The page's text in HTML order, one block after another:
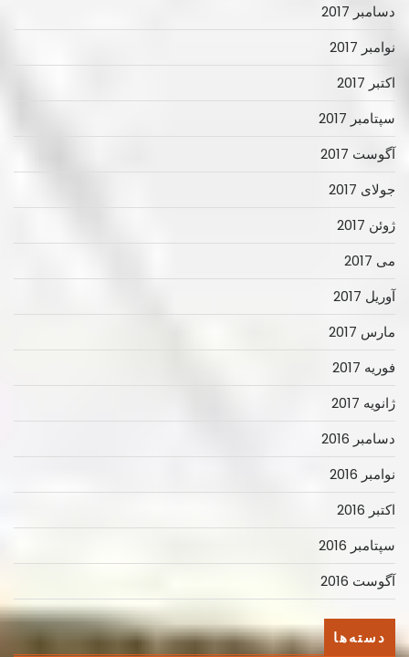
دسامبر 2017
نوامبر 2017
اکتبر 2017
سپتامبر 2017
آگوست 2017
جولای 2017
ژوئن 2017
می 2017
آوریل 2017
مارس 2017
فوریه 2017
ژانویه 2017
دسامبر 2016
نوامبر 2016
اکتبر 2016
سپتامبر 2016
آگوست 2016
دسته‌ها